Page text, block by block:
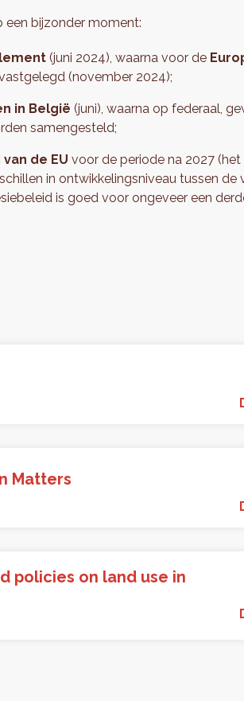
bijzonder moment:
(juni 2024), waarna voor de
(november 2024);
in België(juni), waarna op federaal,
samengesteld;
de EU voor de periode na 2027
in ontwikkelingsniveau tussen de
is goed voor ongeveer een
Matters
policies on land use in